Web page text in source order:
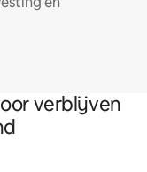
verblijven